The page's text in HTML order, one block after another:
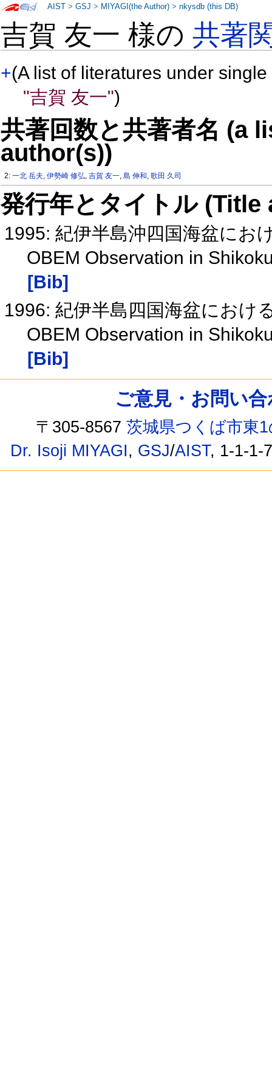
吉賀 友一 様の共著
+(A list of literatures under
"吉賀 友一")
共著回数と共著者名 (a
author(s))
2:一北 岳夫,伊勢崎 修弘,吉賀 友一,島 伸和,歌田 久司
発行年とタイトル
1995: 紀伊半島沖四国海盆にお
OBEM Observation in
[Bib]
1996: 紀伊半島四国海盆におけ
OBEM Observation in
[Bib]
AIST >GSJ > MIYAGI(the Author) >nkysdb (this DB)
ご意見・お問い
〒305-8567茨城県つくば市東
Dr. Isoji MIYAGI, GSJ/AIST, 1-1-1-